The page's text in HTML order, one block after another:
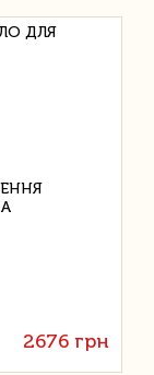
ДЛЯ
2676 грн